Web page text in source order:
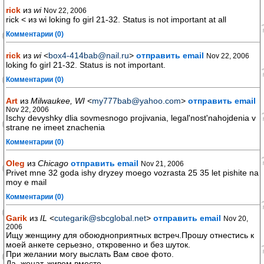
rick из wi Nov 22, 2006
rick < из wi loking fo girl 21-32. Status is not important at all
Комментарии (0)
rick из wi<box4-414bab@nail.ru> отправить email Nov 22, 2006
loking fo girl 21-32. Status is not important.
Комментарии (0)
Art из Milwaukee, WI <my777bab@yahoo.com> отправить email
Nov 22, 2006
Ischy devyshky dlia sovmesnogo projivania, legal'nost'nahojdenia v
strane ne imeet znachenia
Комментарии (0)
Oleg из Chicago отправить email Nov 21, 2006
Privet mne 32 goda ishy dryzey moego vozrasta 25 35 let pishite na
moy e mail
Комментарии (0)
Garik из IL <cutegarik@sbcglobal.net> отправить email Nov 20,
2006
Ищу женщину для обоюдноприятных встреч.Прошу отнестись к
моей анкете серьезно, откровенно и без шуток.
При желании могу выслать Вам свое фото.